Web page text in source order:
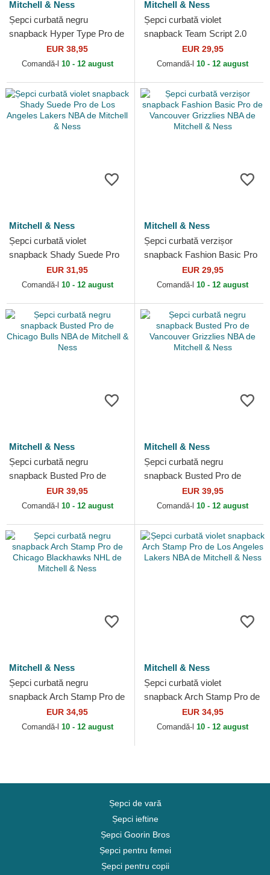
Mitchell & Ness
Șepci curbată negru
snapback Hyper Type Pro de
Chicago Bulls NBA de
Mitchell & Ness
EUR 38,95
Comandă-l 10 - 12 august
Mitchell & Ness
Șepci curbată violet
snapback Team Script 2.0
Pro de Los Angeles Lakers
NBA de Mitchell & Ness
EUR 29,95
Comandă-l 10 - 12 august
Mitchell & Ness
Șepci curbată violet
snapback Shady Suede Pro
de Los Angeles Lakers NBA
de Mitchell & Ness
EUR 31,95
Comandă-l 10 - 12 august
Mitchell & Ness
Șepci curbată verzișor
snapback Fashion Basic Pro
de Vancouver Grizzlies NBA
de Mitchell & Ness
EUR 29,95
Comandă-l 10 - 12 august
Mitchell & Ness
Șepci curbată negru
snapback Busted Pro de
Chicago Bulls NBA de
Mitchell & Ness
EUR 39,95
Comandă-l 10 - 12 august
Mitchell & Ness
Șepci curbată negru
snapback Busted Pro de
Vancouver Grizzlies NBA de
Mitchell & Ness
EUR 39,95
Comandă-l 10 - 12 august
Mitchell & Ness
Șepci curbată negru
snapback Arch Stamp Pro de
Chicago Blackhawks NHL de
Mitchell & Ness
EUR 34,95
Comandă-l 10 - 12 august
Mitchell & Ness
Șepci curbată violet
snapback Arch Stamp Pro de
Los Angeles Lakers NBA de
Mitchell & Ness
EUR 34,95
Comandă-l 10 - 12 august
Șepci de vară
Șepci ieftine
Șepci Goorin Bros
Șepci pentru femei
Șepci pentru copii